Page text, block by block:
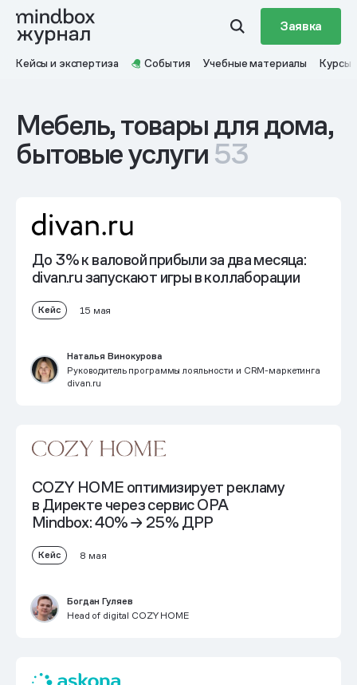
Заявка
Кейсы и экспертиза События Учебные материалы Курсы
Мебель, товары для дома,
бытовые услуги53
До 3% к валовой прибылиза два месяца:
divan.ru запускают игры в коллаборации
Кейс 15 мая
Наталья Винокурова
Руководитель программы лояльности и CRM-маркетинга
divan.ru
COZY HOME оптимизирует рекламу
в Директе через сервис OPA
Mindbox: 40% → 25% ДРР
Кейс 8 мая
Богдан Гуляев
Head of digital COZY HOME